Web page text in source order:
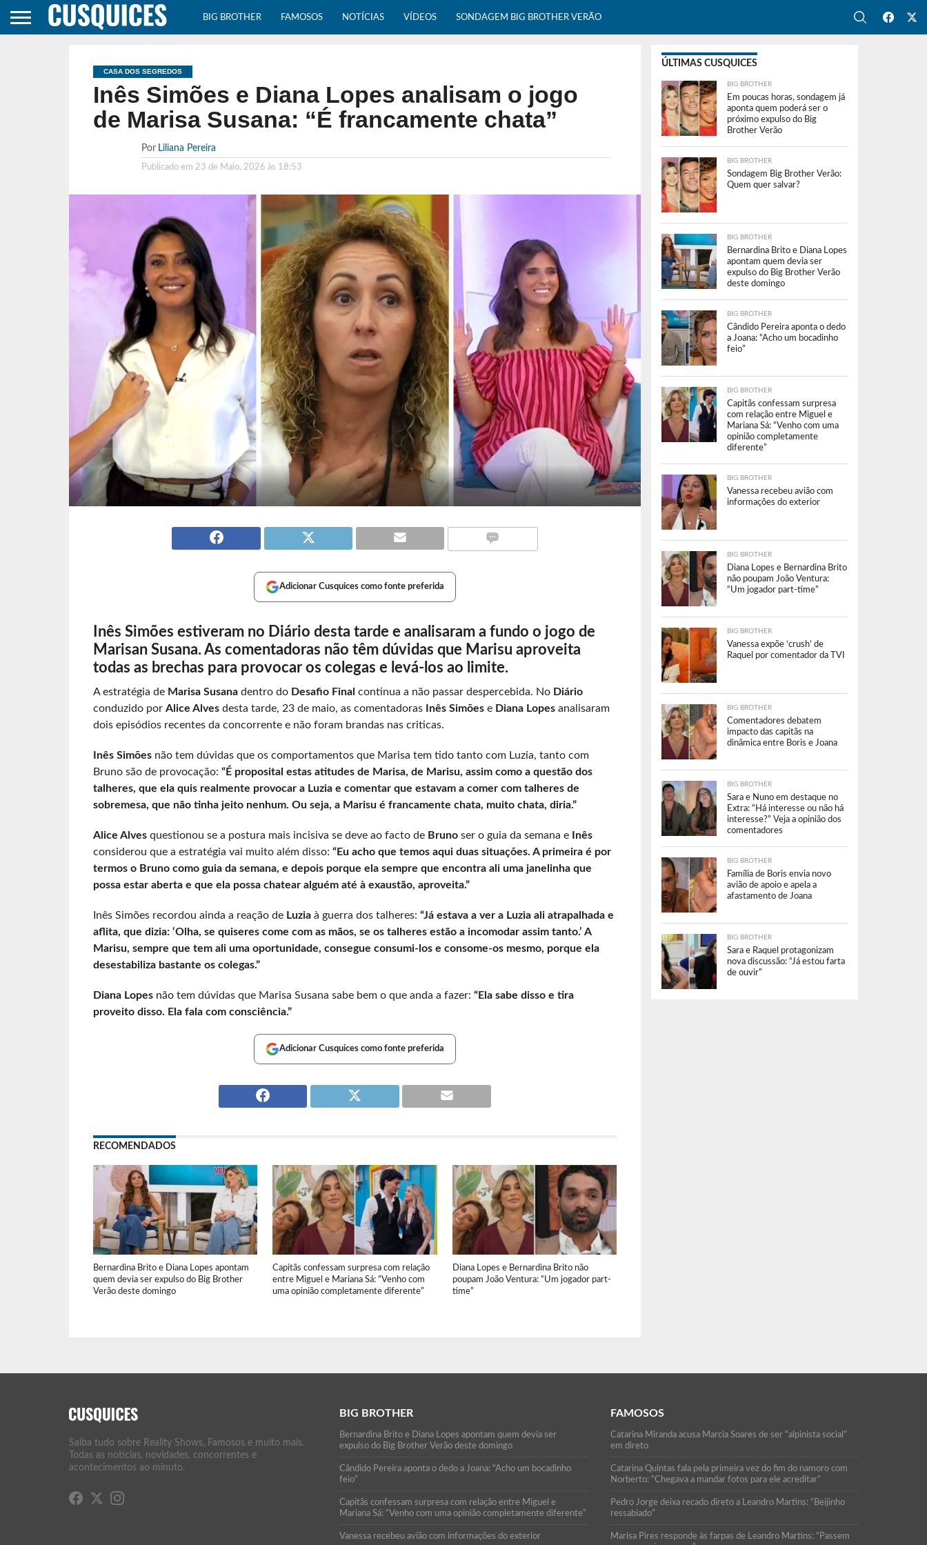
BIG BROTHER FAMOSOS NOTÍCIAS VÍDEOS SONDAGEM BIG BROTHER VERÃO
CASA DOS SEGREDOS
Inês Simões e Diana Lopes analisam o jogo
de Marisa Susana: “É francamente chata”
Por Liliana Pereira
Publicado em 23 de Maio, 2026 às 18:53
Adicionar Cusquices como fonte preferida
Inês Simões estiveram no Diário desta tarde e analisaram a fundo o jogo de
Marisan Susana. As comentadoras não têm dúvidas que Marisu aproveita
todas as brechas para provocar os colegas e levá-los ao limite.
A estratégia de Marisa Susanadentro do Desafio Final continua a não passar despercebida. No Diário
conduzido por Alice Alvesdesta tarde, 23 de maio, as comentadoras Inês Simõese Diana Lopesanalisaram
dois episódios recentes da concorrente e não foram brandas nas criticas.
Inês Simõesnão tem dúvidas que os comportamentos que Marisa tem tido tanto com Luzia, tanto com
Bruno são de provocação: “É proposital estas atitudes de Marisa, de Marisu, assim como a questão dos
talheres, que ela quis realmente provocar a Luzia e comentar que estavam a comer com talheres de
sobremesa, que não tinha jeito nenhum. Ou seja, a Marisu é francamente chata, muito chata, diria.”
Alice Alvesquestionou se a postura mais incisiva se deve ao facto de Brunoser o guia da semana e
Inês
considerou que a estratégia vai muito além disso: “Eu acho que temos aqui duas situações. A primeira é por
termos o Bruno como guia da semana, e depois porque ela sempre que encontra ali uma janelinha que
possa estar aberta e que ela possa chatear alguém até à exaustão, aproveita.”
Inês Simões recordou ainda a reação de Luziaà guerra dos talheres: “Já estava a ver a Luzia ali atrapalhada e
aflita, que dizia: ‘Olha, se quiseres come com as mãos, se os talheres estão a incomodar assim tanto.’ A
Marisu, sempre que tem ali uma oportunidade, consegue consumi-los e consome-os mesmo, porque ela
desestabiliza bastante os colegas.”
Diana Lopesnão tem dúvidas que Marisa Susana sabe bem o que anda a fazer: “Ela sabe disso e tira
proveito disso. Ela fala com consciência.”
Adicionar Cusquices como fonte preferida
RECOMENDADOS
Bernardina Brito e Diana Lopes apontam
quem devia ser expulso do Big Brother
Verão deste domingo
Capitãs confessam surpresa com relação
entre Miguel e Mariana Sá: “Venho com
uma opinião completamente diferente”
Diana Lopes e Bernardina Brito não
poupam João Ventura: “Um jogador part-
time”
ÚLTIMAS CUSQUICES
BIG BROTHER
Em poucas horas, sondagem já
aponta quem poderá ser o
próximo expulso do Big
Brother Verão
BIG BROTHER
Sondagem Big Brother Verão:
Quem quer salvar?
BIG BROTHER
Bernardina Brito e Diana Lopes
apontam quem devia ser
expulso do Big Brother Verão
deste domingo
BIG BROTHER
Cândido Pereira aponta o dedo
a Joana: “Acho um bocadinho
feio”
BIG BROTHER
Capitãs confessam surpresa
com relação entre Miguel e
Mariana Sá: “Venho com uma
opinião completamente
diferente”
BIG BROTHER
Vanessa recebeu avião com
informações do exterior
BIG BROTHER
Diana Lopes e Bernardina Brito
não poupam João Ventura:
“Um jogador part-time”
BIG BROTHER
Vanessa expõe ‘crush’ de
Raquel por comentador da TVI
BIG BROTHER
Comentadores debatem
impacto das capitãs na
dinâmica entre Boris e Joana
BIG BROTHER
Sara e Nuno em destaque no
Extra: “Há interesse ou não há
interesse?” Veja a opinião dos
comentadores
BIG BROTHER
Família de Boris envia novo
avião de apoio e apela a
afastamento de Joana
BIG BROTHER
Sara e Raquel protagonizam
nova discussão: “Já estou farta
de ouvir”
Saiba tudo sobre Reality Shows, Famosos e muito mais.
Todas as notícias, novidades, concorrentes e
acontecimentos ao minuto.
BIG BROTHER
Bernardina Brito e Diana Lopes apontam quem devia ser
expulso do Big Brother Verão deste domingo
Cândido Pereira aponta o dedo a Joana: “Acho um bocadinho
feio”
Capitãs confessam surpresa com relação entre Miguel e
Mariana Sá: “Venho com uma opinião completamente diferente”
Vanessa recebeu avião com informações do exterior
FAMOSOS
Catarina Miranda acusa Marcia Soares de ser “alpinista social”
em direto
Catarina Quintas fala pela primeira vez do fim do namoro com
Norberto: “Chegava a mandar fotos para ele acreditar”
Pedro Jorge deixa recado direto a Leandro Martins: “Beijinho
ressabiado”
Marisa Pires responde às farpas de Leandro Martins: “Passem